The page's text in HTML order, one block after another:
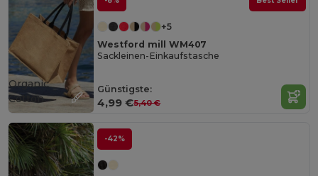
+5
Westford mill WM407
Sackleinen-Einkaufstasche
Günstigste:
4,99 €5,40 €
Organic
Cotton
-42%